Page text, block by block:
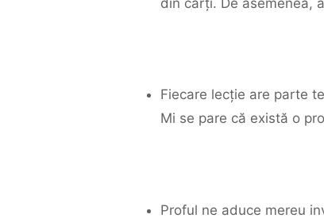
Fiecare lecție are parte
Mi se pare că există o
Proful ne aduce mereu